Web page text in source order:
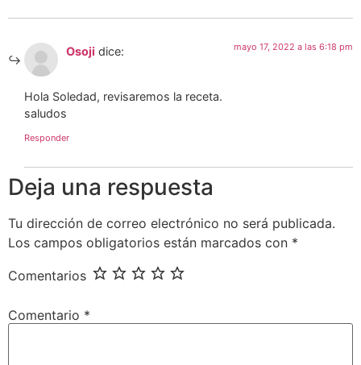
Osoji dice: mayo 17, 2022 a las 6:18 pm
Hola Soledad, revisaremos la receta.
saludos
Responder
Deja una respuesta
Tu dirección de correo electrónico no será publicada.
Los campos obligatorios están marcados con *
Comentarios
Comentario *